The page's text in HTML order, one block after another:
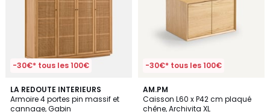
-30€* tous les 100€
LA REDOUTE INTERIEURS
Armoire 4 portes pin massif et
cannage, Gabin
3
/
5
-30€* tous les 100€
AM.PM
Caisson L60 x P42 cm plaqué
chêne, Archivita XL
5
/
5